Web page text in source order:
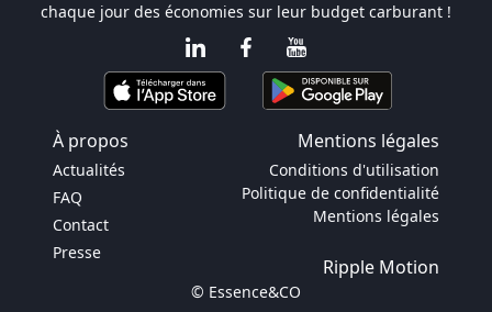
chaque jour des économies sur leur budget carburant !
À propos Mentions légales
Actualités
FAQ
Contact
Presse
Conditions d'utilisation
Politique de confidentialité
Mentions légales
Ripple Motion
© Essence&CO